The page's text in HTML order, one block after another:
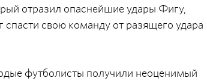
отразил опаснейшие удары Фигу,
свою команду от разящего удара
футболисты получили неоценимый